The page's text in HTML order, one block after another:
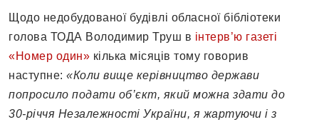
Щодо недобудованої будівлі обласної бібліотеки
голова ТОДА Володимир Труш в інтерв’ю газеті
«Номер один» кілька місяців тому говорив
наступне: «Коли вище керівництво держави
попросило подати об’єкт, який можна здати до
30-річчя Незалежності України, я жартуючи і з